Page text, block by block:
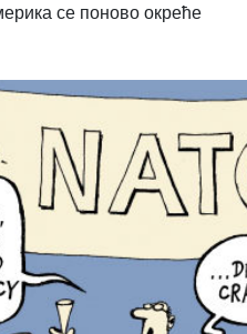
се поново окреће